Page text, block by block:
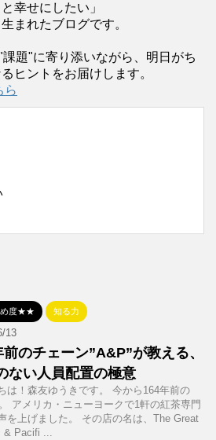
幸せにしたい」
まれたブログです。
題"に寄り添いながら、明日がち
ヒントをお届けします。
ら
め度★★ 知る力
13
前のチェーン”A&P”が教える、
ない人員配置の極意
は！森友ゆうきです。 今から164年前の
アメリカ・ニューヨークで1軒の紅茶専門
を上げました。 その店の名は、The Great
& Pacifi ...